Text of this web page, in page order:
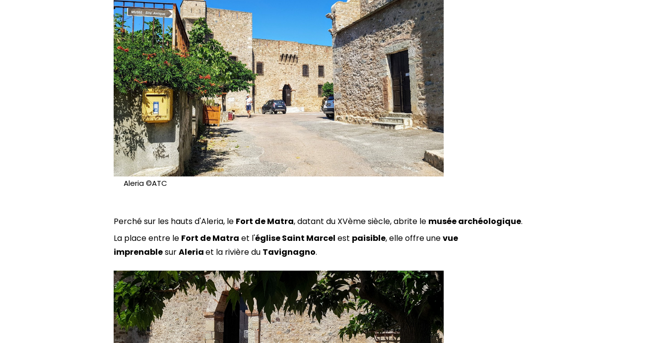
Aleria ©ATC
Perché sur les hauts d'Aleria, le Fort de Matra, datant du XVème siècle, abrite le musée archéologique.
La place entre le Fort de Matra et l'église Saint Marcel est paisible, elle offre unevue
imprenablesurAleriaet la rivière du Tavignagno.